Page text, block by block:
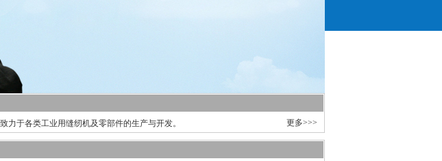
力于各类工业用缝纫机及零部件的生产与开发。 更多>>>